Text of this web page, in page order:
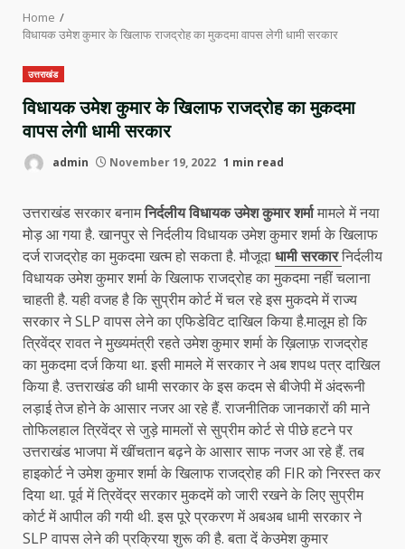
Home
विधायक उमेश कुमार के खिलाफ राजद्रोह का मुकदमा वापस लेगी धामी सरकार
उत्तराखंड
विधायक उमेश कुमार के खिलाफ राजद्रोह का मुकदमा
वापस लेगी धामी सरकार
admin November 19, 2022 1 min read
उत्तराखंड सरकार बनामनिर्दलीय विधायक उमेश कुमार शर्मामामले में नया
मोड़ आ गया है. खानपुर से निर्दलीय विधायक उमेश कुमार शर्मा के खिलाफ
दर्ज राजद्रोह का मुकदमा खत्म हो सकता है. मौजूदाधामी सरकारनिर्दलीय
विधायक उमेश कुमार शर्मा के खिलाफ राजद्रोह का मुकदमा नहीं चलाना
चाहती है. यही वजह है कि सुप्रीम कोर्ट में चल रहे इस मुकदमे में राज्य
सरकार ने SLP वापस लेने का एफिडेविट दाखिल किया है.मालूम हो कि
त्रिवेंद्र रावत ने मुख्यमंत्री रहते उमेश कुमार शर्मा के ख़िलाफ़ राजद्रोह
का मुकदमा दर्ज किया था. इसी मामले में सरकार ने अब शपथ पत्र दाखिल
किया है. उत्तराखंड की धामी सरकार के इस कदम से बीजेपी में अंदरूनी
लड़ाई तेज होने के आसार नजर आ रहे हैं. राजनीतिक जानकारों की माने
तोफिलहाल त्रिवेंद्र से जुड़े मामलों से सुप्रीम कोर्ट से पीछे हटने पर
उत्तराखंड भाजपा में खींचतान बढ़ने के आसार साफ नजर आ रहे हैं. तब
हाइकोर्ट ने उमेश कुमार शर्मा के खिलाफ राजद्रोह की FIR को निरस्त कर
दिया था. पूर्व में त्रिवेंद्र सरकार मुकदमें को जारी रखने के लिए सुप्रीम
कोर्ट में आपील की गयी थी. इस पूरे प्रकरण में अबअब धामी सरकार ने
SLP वापस लेने की प्रक्रिया शुरू की है. बता दें केउमेश कुमार